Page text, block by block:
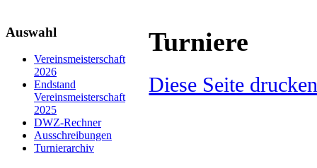
Turniere
Diese Seite
Auswahl
Vereinsmeisterschaft
2026
Endstand
Vereinsmeisterschaft
2025
DWZ-Rechner
Ausschreibungen
Turnierarchiv